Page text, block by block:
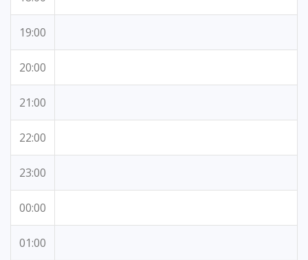
19:00
20:00
21:00
22:00
23:00
00:00
01:00